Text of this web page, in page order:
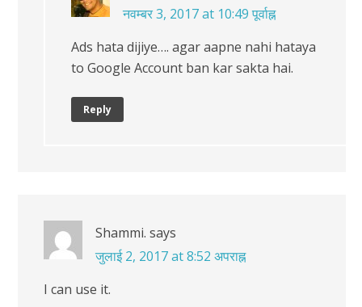
नवम्बर 3, 2017 at 10:49 पूर्वाह्न
Ads hata dijiye…. agar aapne nahi hataya
to Google Account ban kar sakta hai.
Reply
Shammi. says
जुलाई 2, 2017 at 8:52 अपराह्न
I can use it.